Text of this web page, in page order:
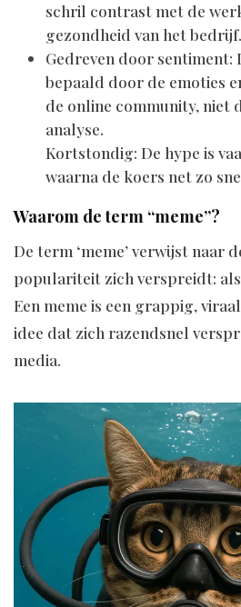
schril contrast met de
gezondheid van het bedrijf.
Gedreven door
bepaald door de emoties
de online community, niet
analyse.
Kortstondig: De hype is
waarna de koers net zo
Waarom de term “meme”?
De term ‘meme’ verwijst naar
populariteit zich verspreidt:
Een meme is een grappig,
idee dat zich razendsnel
media.